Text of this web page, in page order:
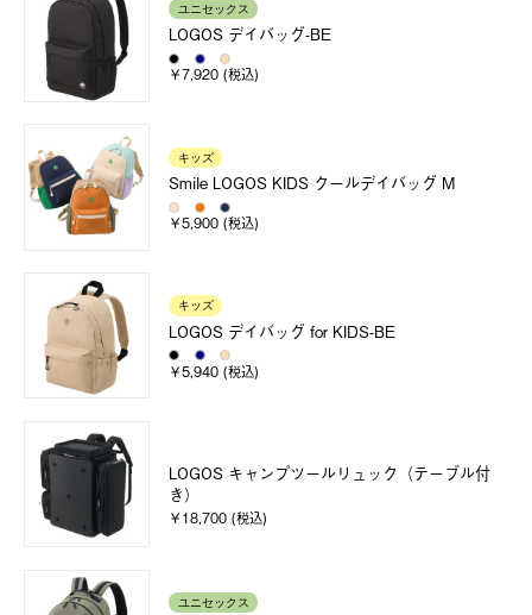
ユニセックス
LOGOS デイバッグ-BE
￥7,920 (税込)
キッズ
Smile LOGOS KIDS クールデイバッグ M
￥5,900 (税込)
キッズ
LOGOS デイバッグ for KIDS-BE
￥5,940 (税込)
LOGOS キャンプツールリュック（テーブル付
き）
￥18,700 (税込)
ユニセックス